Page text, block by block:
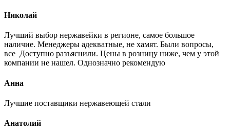
Николай
Лучший выбор нержавейки в регионе, самое большое
наличие. Менеджеры адекватные, не хамят. Были вопросы,
все Доступно разъяснили. Цены в розницу ниже, чем у этой
компании не нашел. Однозначно рекомендую
Анна
Лучшие поставщики нержавеющей стали
Анатолий